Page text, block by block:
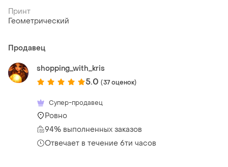
Принт
Геометрический
Продавец
shopping_with_kris
5.0 (37 оценок)
Супер-продавец
Ровно
94% выполненных заказов
Отвечает в течение 6ти часов